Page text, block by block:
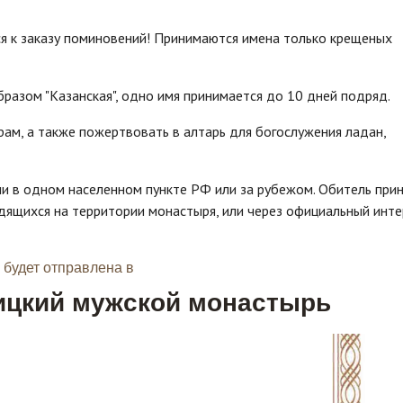
к заказу по­ми­новений! Принимаются име­на только крещеных
"Казанская", одно имя принимается до 10 дней подряд.
а также пожертвовать в алтарь для богослужения ладан,
одном населенном пункте РФ или за рубежом. Обитель
на территории монастыря, или через официальный